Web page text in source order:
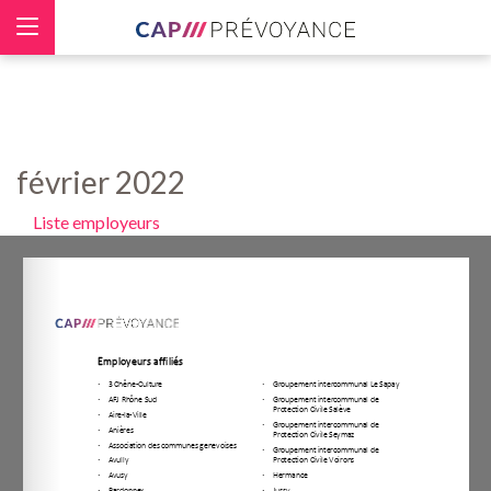
février 2022
Liste employeurs
Panneau de gestion des cookies